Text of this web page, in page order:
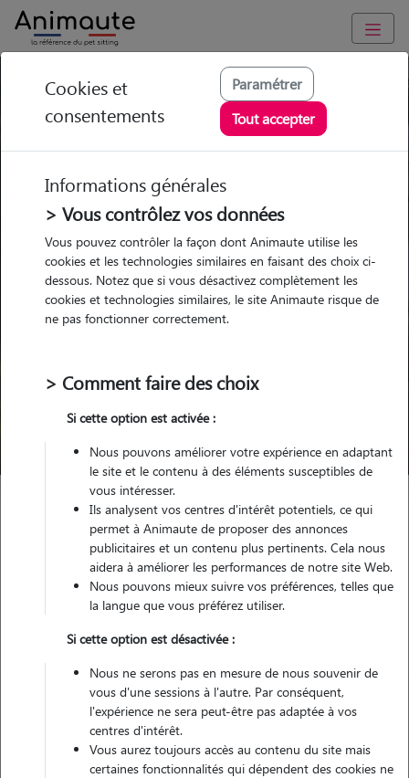
Trouvez votre gardien idéal !
Garde
chez le Pet Sitter
Garde
chez le Pet Sitter Visites
Visites
Pour quel animal ?
Trouver mon Pet Sitter
Garde animaux France Bretagne Ille-et-Vilaine Redon
Nos dog sitters à Redon
Cookies et
consentements
Paramétrer
Tout accepter
Informations générales
> Vous contrôlez vos données
Vous pouvez contrôler la façon dont Animaute utilise les
cookies et les technologies similaires en faisant des choix ci-
dessous. Notez que si vous désactivez complètement les
cookies et technologies similaires, le site Animaute risque de
ne pas fonctionner correctement.
> Comment faire des choix
Si cette option est activée :
Nous pouvons améliorer votre expérience en adaptant
le site et le contenu à des éléments susceptibles de
vous intéresser.
Ils analysent vos centres d'intérêt potentiels, ce qui
permet à Animaute de proposer des annonces
publicitaires et un contenu plus pertinents. Cela nous
aidera à améliorer les performances de notre site Web.
Nous pouvons mieux suivre vos préférences, telles que
la langue que vous préférez utiliser.
Si cette option est désactivée :
Nous ne serons pas en mesure de nous souvenir de
vous d'une sessions à l'autre. Par conséquent,
l'expérience ne sera peut-être pas adaptée à vos
centres d'intérêt.
Vous aurez toujours accès au contenu du site mais
certaines fonctionnalités qui dépendent des cookies ne